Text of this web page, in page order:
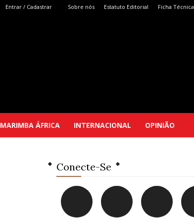
Entrar / Cadastrar Sobre nós Estatuto Editorial Ficha Técnica
MARIMBA ÁFRICA INTERNACIONAL OPINIÃO
Conecte-Se